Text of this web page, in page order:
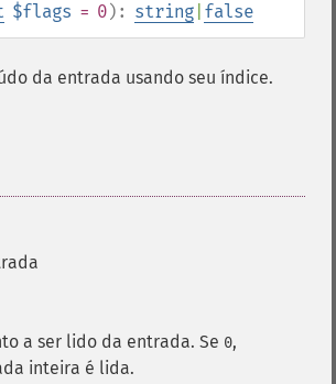
$flags = 0): string false
da entrada usando seu índice.
a ser lido da entrada. Se 0,
inteira é lida.